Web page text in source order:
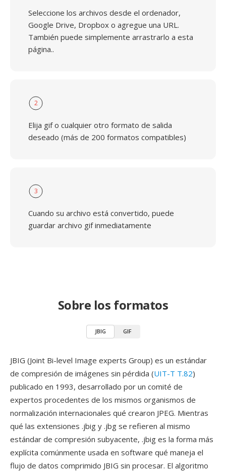
Seleccione los archivos desde el ordenador,
Google Drive, Dropbox o agregue una URL.
También puede simplemente arrastrarlo a esta
página..
2
Elija gif o cualquier otro formato de salida
deseado (más de 200 formatos compatibles)
3
Cuando su archivo está convertido, puede
guardar archivo gif inmediatamente
Sobre los formatos
JBIG GIF
JBIG (Joint Bi-level Image experts Group) es un estándar
de compresión de imágenes sin pérdida (UIT-T T.82)
publicado en 1993, desarrollado por un comité de
expertos procedentes de los mismos organismos de
normalización internacionales qué crearon JPEG. Mientras
qué las extensiones .jbig y .jbg se refieren al mismo
estándar de compresión subyacente, .jbig es la forma más
explícita comúnmente usada en software qué maneja el
flujo de datos comprimido JBIG sin procesar. El algoritmo